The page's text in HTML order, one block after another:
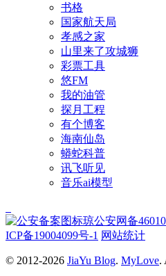
书格
国家航天局
孝感之家
山里来了攻城狮
彩票工具
悠FM
我的油管
探月工程
有个博客
海南仙岛
蟒蛇科普
讯飞听见
音乐ai模型
琼公安网备
ICP备19004099号-1 网站统计
© 2012-2026 JiaYu Blog. MyLove.